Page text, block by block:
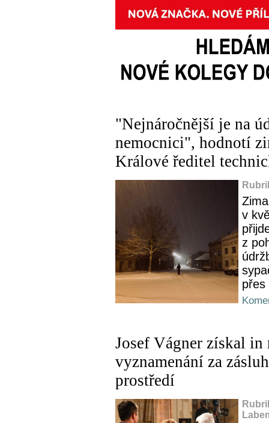
"Nejnáročnější je na
nemocnici", hodnotí
Králové ředitel
v
z
přes
Josef Vágner získal in
vyznamenání za
prostředí